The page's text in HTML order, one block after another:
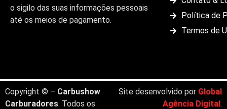
o sigilo das suas informações pessoais
até os meios de pagamento.
Política de
Termos de
Copyright © – Carbushow
Carburadores. Todos os
Site desenvolvido por Global
Agência Digital.